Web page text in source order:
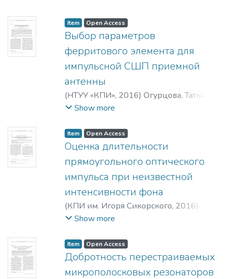
Item Open Access
Выбор параметров
ферритового элемента для
импульсной СШП приемной
антенны
(НТУУ «КПИ», 2016) Огурцова, Татьяна
Николаевна
Show more
Item Open Access
Оценка длительности
прямоугольного оптического
импульса при неизвестной
интенсивности фона
(КПИ им. Игоря Сикорского, 2016)
Трифонов, Андрей Павлович
Show more
Item Open Access
Добротность перестраиваемых
микрополосковых резонаторов